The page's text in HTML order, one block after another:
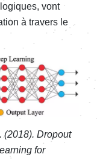
vont
à travers le
(2018). Dropout
for